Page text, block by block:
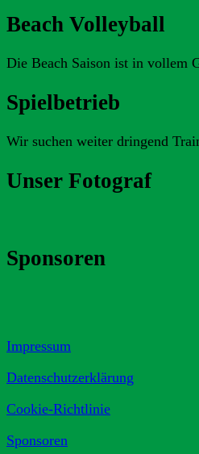
Beach Volleyball
Die Beach Saison ist in vollem
Spielbetrieb
Wir suchen weiter dringend
Unser Fotograf
Sponsoren
Impressum
Datenschutzerklärung
Cookie-Richtlinie
Sponsoren